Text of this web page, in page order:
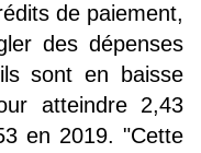
de paiement,
des dépenses
sont en baisse
atteindre 2,43
en 2019. "Cette